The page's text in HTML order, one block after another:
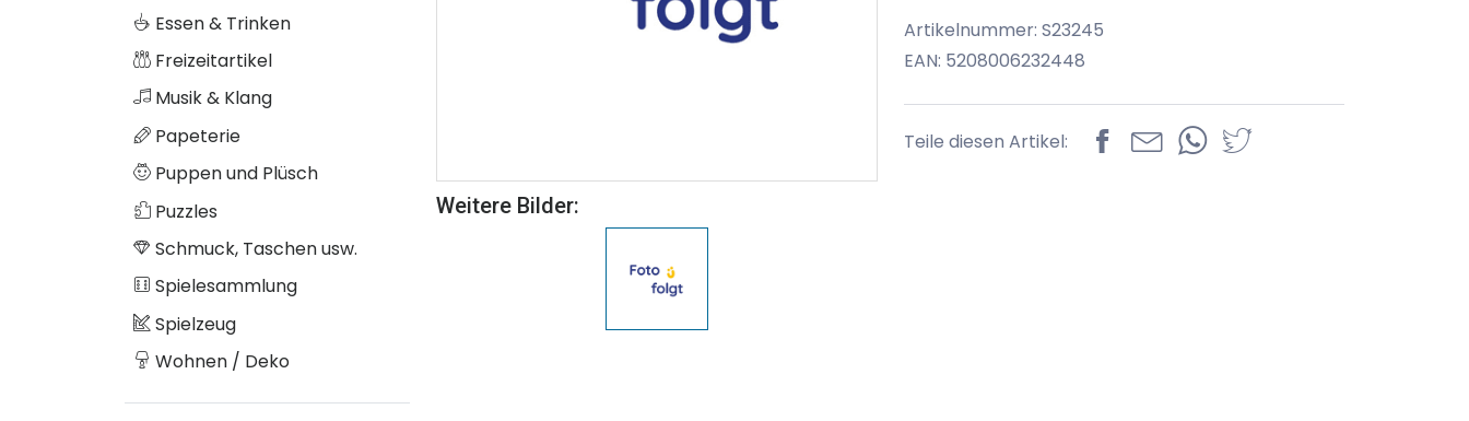
Essen & Trinken
Freizeitartikel
Musik & Klang
Papeterie
Puppen und Plüsch
Puzzles
Schmuck, Taschen usw.
Spielesammlung
Spielzeug
Wohnen / Deko
Weitere Bilder:
Artikelnummer: S23245
EAN: 5208006232448
Teile diesen Artikel: